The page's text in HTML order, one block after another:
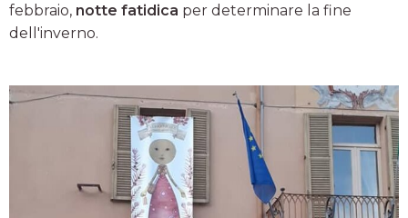
febbraio, notte fatidica per determinare la fine
dell'inverno.